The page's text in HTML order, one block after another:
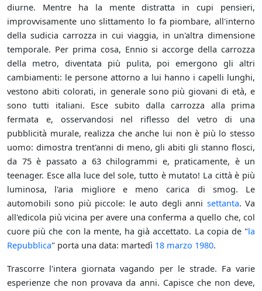
diurne. Mentre ha la mente distratta in cupi pensieri,
improvvisamente uno slittamento lo fa piombare, all'interno
della sudicia carrozza in cui viaggia, in un'altra dimensione
temporale. Per prima cosa, Ennio si accorge della carrozza
della metro, diventata più pulita, poi emergono gli altri
cambiamenti: le persone attorno a lui hanno i capelli lunghi,
vestono abiti colorati, in generale sono più giovani di età, e
sono tutti italiani. Esce subito dalla carrozza alla prima
fermata e, osservandosi nel riflesso del vetro di una
pubblicità murale, realizza che anche lui non è più lo stesso
uomo: dimostra trent'anni di meno, gli abiti gli stanno flosci,
da 75 è passato a 63 chilogrammi e, praticamente, è un
teenager. Esce alla luce del sole, tutto è mutato! La città è più
luminosa, l'aria migliore e meno carica di smog. Le
automobili sono più piccole: le auto degli anni settanta. Va
all'edicola più vicina per avere una conferma a quello che, col
cuore più che con la mente, ha già accettato. La copia de "la
Repubblica" porta una data: martedì 18 marzo 1980.
Trascorre l'intera giornata vagando per le strade. Fa varie
esperienze che non provava da anni. Capisce che non deve,